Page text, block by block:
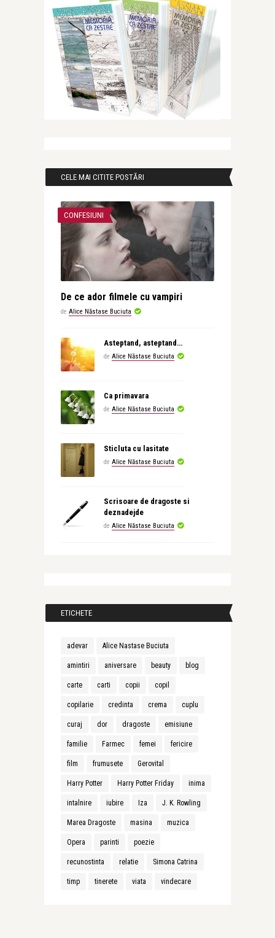
CELE MAI CITITE POSTĂRI
CONFESIUNI
De ce ador filmele cu vampiri
de Alice Năstase Buciuta
Asteptand, asteptand…
de Alice Năstase Buciuta
Ca primavara
de Alice Năstase Buciuta
Sticluta cu lasitate
de Alice Năstase Buciuta
Scrisoare de dragoste si
deznadejde
de Alice Năstase Buciuta
ETICHETE
adevar Alice Nastase Buciuta
amintiri aniversare beauty blog
carte carti copii copil
copilarie credinta crema cuplu
curaj dor dragoste emisiune
familie Farmec femei fericire
film frumusete Gerovital
Harry Potter Harry Potter Friday inima
intalnire iubire Iza J. K. Rowling
Marea Dragoste masina muzica
Opera parinti poezie
recunostinta relatie Simona Catrina
timp tinerete viata vindecare